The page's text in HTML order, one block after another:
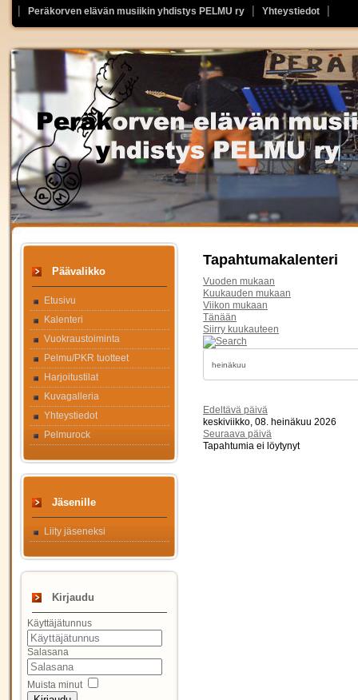
Peräkorven elävän musiikin yhdistys PELMU ry Yhteystiedot
Päävalikko
Etusivu
Kalenteri
Vuokraustoiminta
Pelmu/PKR tuotteet
Harjoitustilat
Kuvagalleria
Yhteystiedot
Pelmurock
Jäsenille
Liity jäseneksi
Kirjaudu
Käyttäjätunnus
Salasana
Muista minut
Tapahtumakalenteri
Vuoden mukaan
Kuukauden mukaan
Viikon mukaan
Tänään
Siirry kuukauteen
Edeltävä päivä
keskiviikko, 08. heinäkuu 2026
Seuraava päivä
Tapahtumia ei löytynyt